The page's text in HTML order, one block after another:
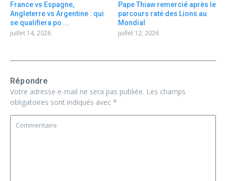
France vs Espagne,
Angleterre vs Argentine : qui
se qualifiera po ...
juillet 14, 2026
Pape Thiaw remercié après le
parcours raté des Lions au
Mondial
juillet 12, 2026
Répondre
Votre adresse e-mail ne sera pas publiée. Les champs
obligatoires sont indiqués avec *